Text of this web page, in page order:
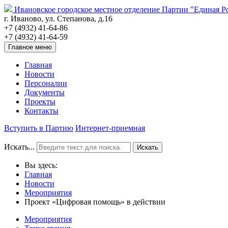
Ивановское городское местное отделение Партии "Единая
г. Иваново, ул. Степанова, д.16
+7 (4932) 41-64-86
+7 (4932) 41-64-59
Главное меню
Главная
Новости
Персоналии
Документы
Проекты
Контакты
Вступить в Партию Интернет-приемная
Искать... Искать
Вы здесь:
Главная
Новости
Мероприятия
Проект «Цифровая помощь» в действии
Мероприятия